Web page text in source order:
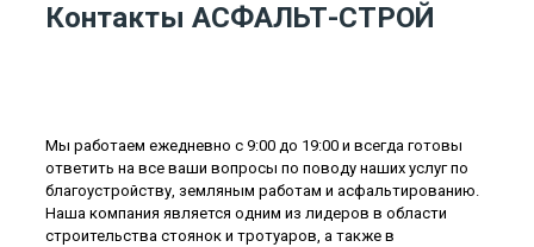
Контакты АСФАЛЬТ-СТРОЙ
Мы работаем ежедневно с 9:00 до 19:00 и всегда готовы
ответить на все ваши вопросы по поводу наших услуг по
благоустройству, земляным работам и асфальтированию.
Наша компания является одним из лидеров в области
строительства стоянок и тротуаров, а также в